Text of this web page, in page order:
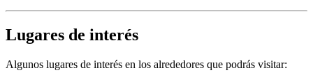
Lugares de interés
Algunos lugares de interés en los alrededores que podrás visitar: